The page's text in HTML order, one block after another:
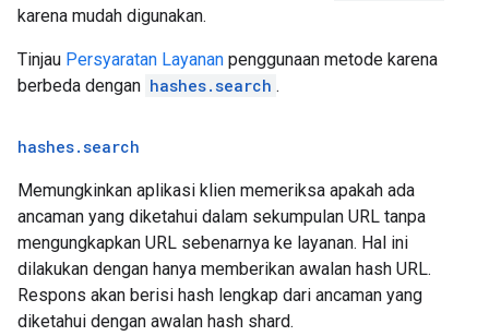
karena mudah digunakan.
Tinjau Persyaratan Layanan penggunaan metode karena
berbeda dengan hashes.search .
hashes.search
Memungkinkan aplikasi klien memeriksa apakah ada
ancaman yang diketahui dalam sekumpulan URL tanpa
mengungkapkan URL sebenarnya ke layanan. Hal ini
dilakukan dengan hanya memberikan awalan hash URL.
Respons akan berisi hash lengkap dari ancaman yang
diketahui dengan awalan hash shard.